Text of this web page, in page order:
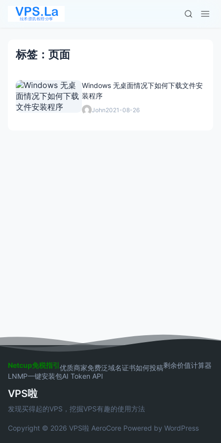
标签：页面
Windows 无桌面情况下如何下载文件安
装程序
John2021-08-26
Netcup免税指引优质商家免费泛域名证书如何投稿剩余价值计算器
LNMP一键安装包AI Token API
VPS啦
发现买得起的VPS，挖掘VPS有趣的使用方法
Copyright © 2026 VPS啦 AeroCore Powered by WordPress